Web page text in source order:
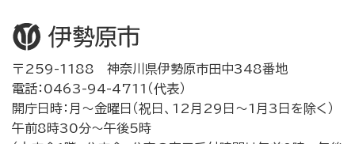
〒259-1188 神奈川県伊勢原市田中348番地
電話：0463-94-4711（代表）
開庁日時：月～金曜日（祝日、12月29日～1月3日を除く）
午前8時30分～午後5時